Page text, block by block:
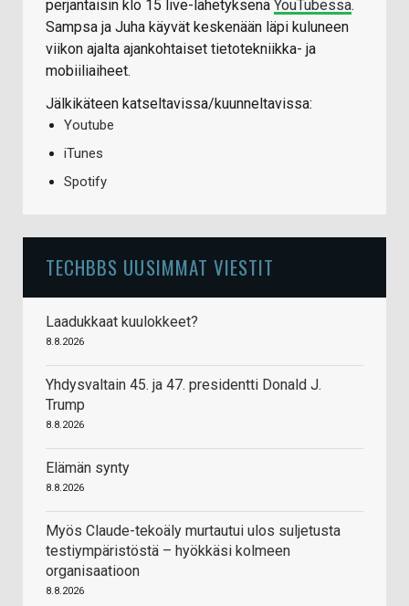
perjantaisin klo 15 live-lähetyksenä YouTubessa.
Sampsa ja Juha käyvät keskenään läpi kuluneen
viikon ajalta ajankohtaiset tietotekniikka- ja
mobiiliaiheet.
Jälkikäteen katseltavissa/kuunneltavissa:
Youtube
iTunes
Spotify
TECHBBS UUSIMMAT VIESTIT
Laadukkaat kuulokkeet?
8.8.2026
Yhdysvaltain 45. ja 47. presidentti Donald J.
Trump
8.8.2026
Elämän synty
8.8.2026
Myös Claude-tekoäly murtautui ulos suljetusta
testiympäristöstä – hyökkäsi kolmeen
organisaatioon
8.8.2026